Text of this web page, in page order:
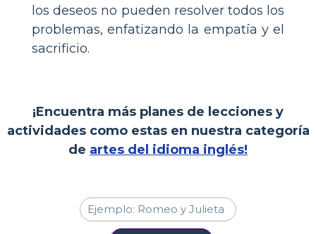
los deseos no pueden resolver todos los
problemas, enfatizando la empatía y el
sacrificio.
¡Encuentra más planes de lecciones y
actividades como estas en nuestra categoría
de artes del idioma inglés!